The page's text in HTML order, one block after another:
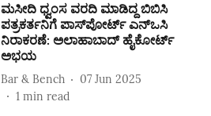
ಮಸೀದಿ ಧ್ವಂಸ ವರದಿ ಮಾಡಿದ್ದ ಬಿಬಿಸಿ
ಪತ್ರಕರ್ತನಿಗೆ ಪಾಸ್‌ಪೋರ್ಟ್‌ ಎನ್ಒಸಿ
ನಿರಾಕರಣೆ: ಅಲಾಹಾಬಾದ್ ಹೈಕೋರ್ಟ್
ಅಭಯ
Bar & Bench
07 Jun 2025
1 min read